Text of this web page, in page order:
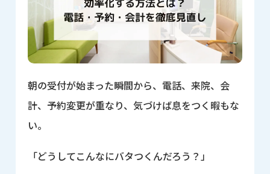
朝の受付が始まった瞬間から、電話、来院、会
計、予約変更が重なり、気づけば息をつく暇もな
い。
「どうしてこんなにバタつくんだろう？」